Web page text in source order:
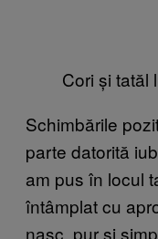
Cori și tatăl
Schimbările
parte datorită
am pus în locul
întâmplat cu
nasc, pur și